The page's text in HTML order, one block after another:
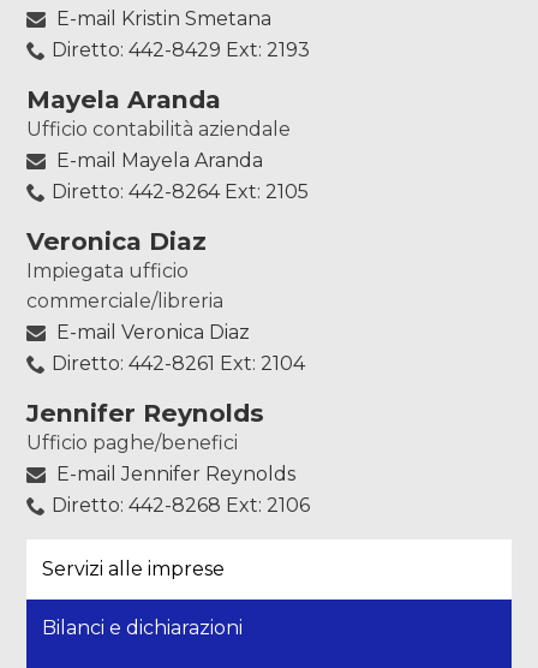
E-mail Kristin Smetana
Diretto: 442-8429 Ext: 2193
Mayela Aranda
Ufficio contabilità aziendale
E-mail Mayela Aranda
Diretto: 442-8264 Ext: 2105
Veronica Diaz
Impiegata ufficio
commerciale/libreria
E-mail Veronica Diaz
Diretto: 442-8261 Ext: 2104
Jennifer Reynolds
Ufficio paghe/benefici
E-mail Jennifer Reynolds
Diretto: 442-8268 Ext: 2106
Servizi alle imprese
Bilanci e dichiarazioni